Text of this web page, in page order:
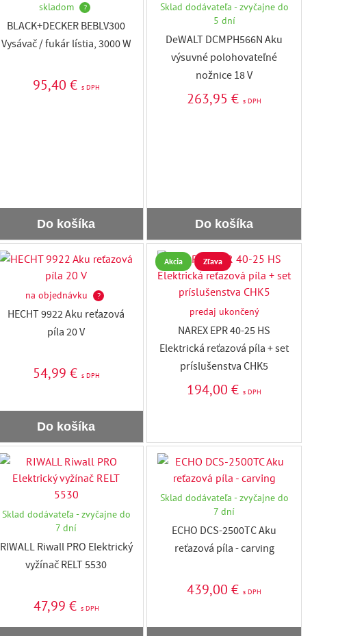
skladom ?
BLACK+DECKER BEBLV300
Vysávač / fukár lístia, 3000 W
95,40 € s DPH
Do košíka
Sklad dodávateľa - zvyčajne do
5 dní
DeWALT DCMPH566N Aku
výsuvné polohovateľné
nožnice 18 V
263,95 € s DPH
Do košíka
na objednávku ?
HECHT 9922 Aku reťazová
píla 20 V
54,99 € s DPH
Do košíka
Akcia Zľava
predaj ukončený
NAREX EPR 40-25 HS
Elektrická reťazová píla + set
príslušenstva CHK5
194,00 € s DPH
Sklad dodávateľa - zvyčajne do
7 dní
RIWALL Riwall PRO Elektrický
vyžínač RELT 5530
47,99 € s DPH
Sklad dodávateľa - zvyčajne do
7 dní
ECHO DCS-2500TC Aku
reťazová píla - carving
439,00 € s DPH